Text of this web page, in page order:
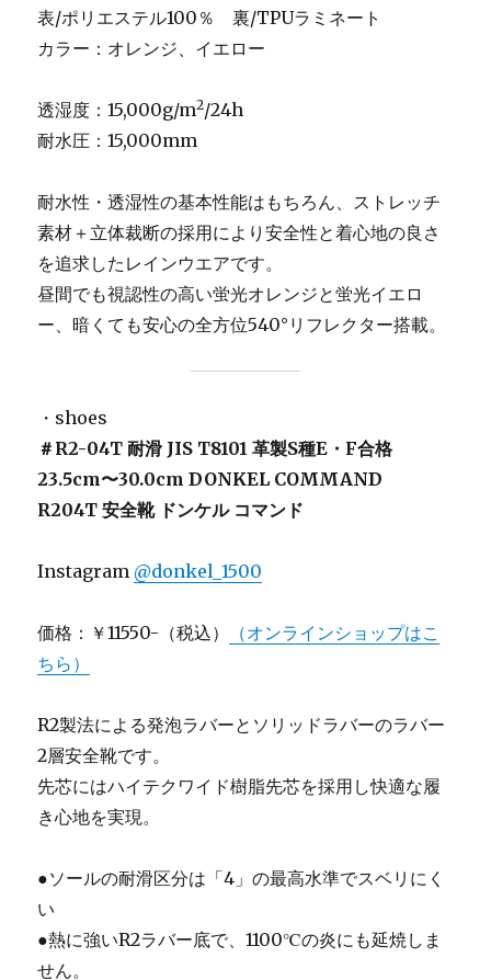
表/ポリエステル100％ 裏/TPUラミネート
カラー：オレンジ、イエロー
透湿度：15,000g/m2/24h
耐水圧：15,000mm
耐水性・透湿性の基本性能はもちろん、ストレッチ
素材＋立体裁断の採用により安全性と着心地の良さ
を追求したレインウエアです。
昼間でも視認性の高い蛍光オレンジと蛍光イエロ
ー、暗くても安心の全方位540°リフレクター搭載。
・shoes
＃R2-04T 耐滑 JIS T8101 革製S種E・F合格
23.5cm〜30.0cm DONKEL COMMAND
R204T 安全靴 ドンケル コマンド
Instagram @donkel_1500
価格：￥11550-（税込）
（オンラインショップはこ
ちら）
R2製法による発泡ラバーとソリッドラバーのラバー
2層安全靴です。
先芯にはハイテクワイド樹脂先芯を採用し快適な履
き心地を実現。
●ソールの耐滑区分は「4」の最高水準でスベリにく
い
●熱に強いR2ラバー底で、1100℃の炎にも延焼しま
せん。